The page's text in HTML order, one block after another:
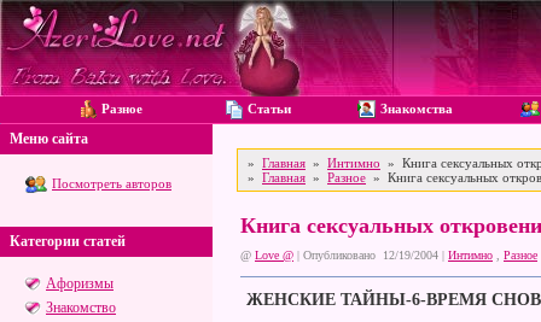
Разное Статьи Знакомства
Меню сайта
Посмотреть авторов
Категории статей
Афоризмы
Знакомство
» Главная » Интимно » Книга сексуальных
» Главная » Разное » Книга сексуальных
Книга сексуальных
@ Love @ | Опубликовано 12/19/2004 | Интимно Разное
ЖЕНСКИЕ ТАЙНЫ-6-ВРЕМЯ СНОВ